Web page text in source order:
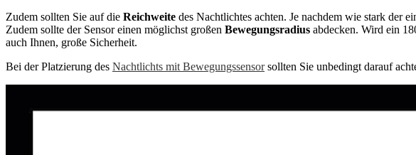
Zudem sollten Sie auf die Reichweite des Nachtlichtes achten. Je nachdem wie stark der
Zudem sollte der Sensor einen möglichst großen Bewegungsradius abdecken. Wird ein
auch Ihnen, große Sicherheit.
Bei der Platzierung des Nachtlichts mit Bewegungssensorsollten Sie unbedingt darauf